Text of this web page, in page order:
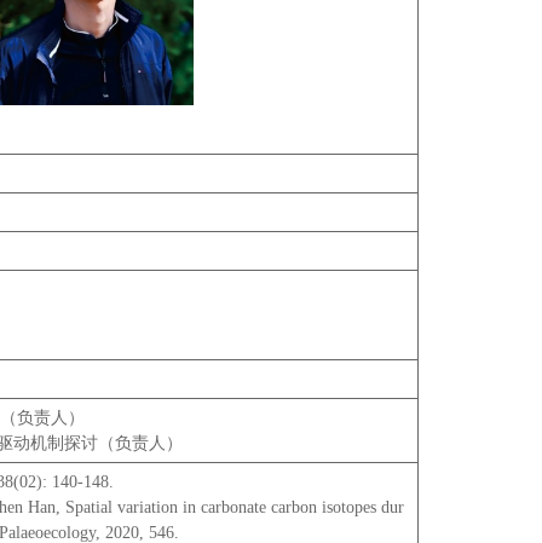
负责人）
动机制探讨（负责人）
140-148.
Han, Spatial variation in carbonate carbon isotopes dur
2020, 546.